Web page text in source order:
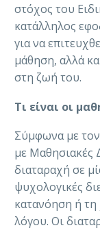
στόχος του
κατάλληλος
για να
μάθηση, αλλά
στη ζωή του.
Τι είναι οι
Σύμφωνα με
με Μαθησιακές
διαταραχή σε
ψυχολογικές
κατανόηση ή
λόγου. Οι